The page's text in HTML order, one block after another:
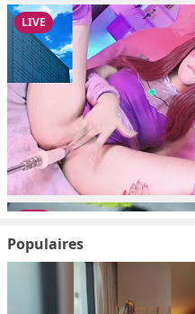
Populaires